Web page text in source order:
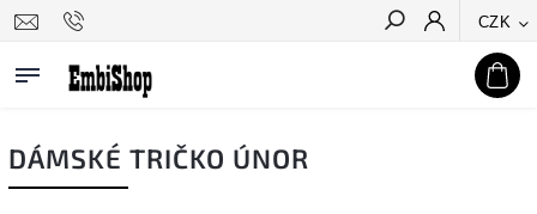
CZK
Hledat
DÁMSKÉ TRIČKO ÚNOR